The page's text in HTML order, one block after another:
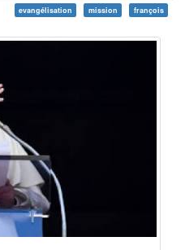
evangélisation mission françois